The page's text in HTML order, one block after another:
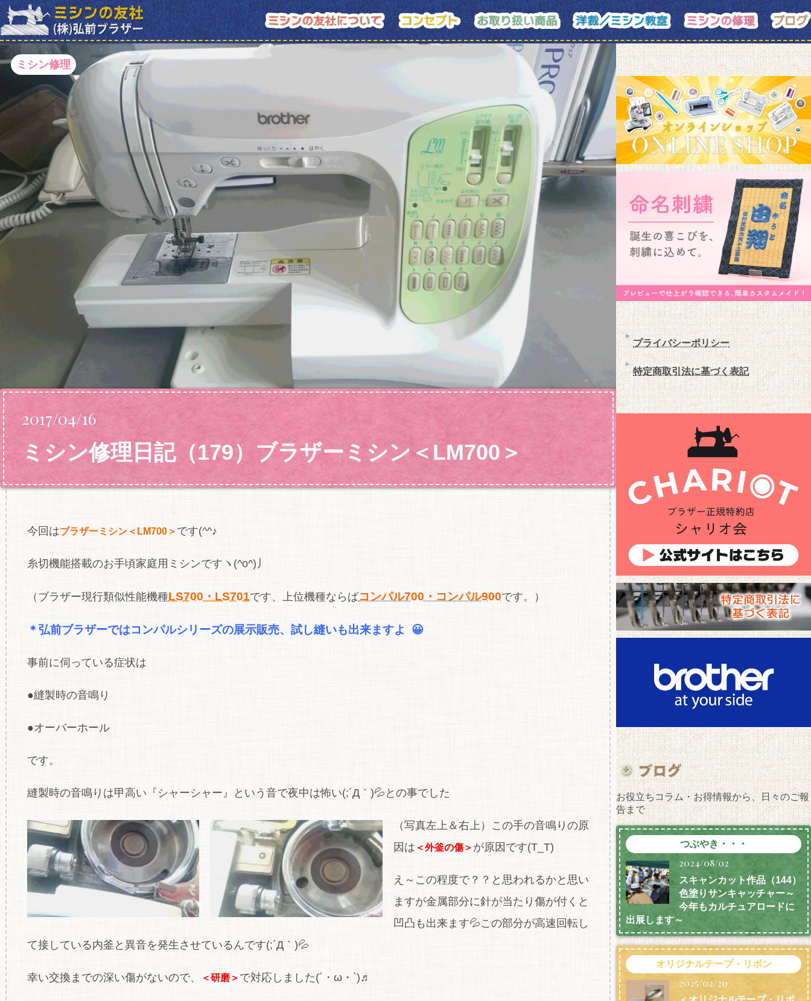
ミシン修理
2017/04/16
ミシン修理日記（179）ブラザーミシン＜LM700＞
今回はブラザーミシン＜LM700＞ です(^^♪
糸切機能搭載のお手頃家庭用ミシンですヽ(^o^)丿
（ブラザー現行類似性能機種LS700・LS701です、上位機種ならばコンパル700・コンパル900です。）
＊弘前ブラザーではコンパルシリーズの展示販売、試し縫いも出来ますよ 😀
事前に伺っている症状は
●縫製時の音鳴り
●オーバーホール
です。
縫製時の音鳴りは甲高い『シャーシャー』という音で夜中は怖い(;´Д｀)💦との事でした
（写真左上＆右上）この手の音鳴りの原
因は ＜外釜の傷＞ が原因です(T_T)
え～この程度で？？と思われるかと思い
ますが金属部分に針が当たり傷が付くと
凹凸も出来ます💦この部分が高速回転し
て接している内釜と異音を発生させているんです(;´Д｀)💦
幸い交換までの深い傷がないので、 ＜研磨＞ で対応しました(´・ω・`)♬
プライバシーポリシー
特定商取引法に基づく表記
お役立ちコラム・お得情報から、日々のご報
告まで
つぶやき・・・
2024/08/02
スキャンカット作品（144）
色塗りサンキャッチャー～
今年もカルチュアロードに
出展します～
オリジナルテープ・リボン
2025/02/20